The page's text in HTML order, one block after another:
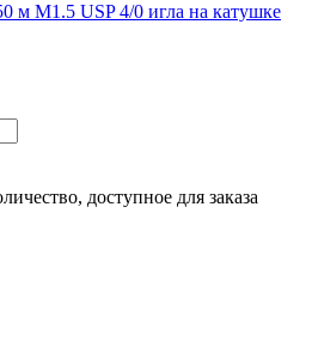
м М1.5 USP 4/0 игла на катушке
доступное для заказа